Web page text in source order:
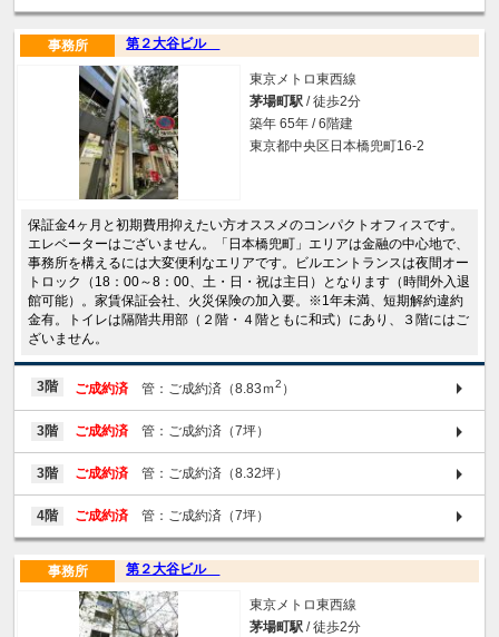
第２大谷ビル
事務所
東京メトロ東西線
茅場町駅 / 徒歩2分
築年 65年 / 6階建
東京都中央区日本橋兜町16-2
保証金4ヶ月と初期費用抑えたい方オススメのコンパクトオフィスです。
エレベーターはございません。「日本橋兜町」エリアは金融の中心地で、
事務所を構えるには大変便利なエリアです。ビルエントランスは夜間オー
トロック（18：00～8：00、土・日・祝は主日）となります（時間外入退
館可能）。家賃保証会社、火災保険の加入要。※1年未満、短期解約違約
金有。トイレは隔階共用部（２階・４階ともに和式）にあり、３階にはご
ざいません。
3階 ご成約済 管：ご成約済（8.83ｍ2 ）
3階 ご成約済 管：ご成約済（7坪）
3階 ご成約済 管：ご成約済（8.32坪）
4階 ご成約済 管：ご成約済（7坪）
第２大谷ビル
事務所
東京メトロ東西線
茅場町駅 / 徒歩2分